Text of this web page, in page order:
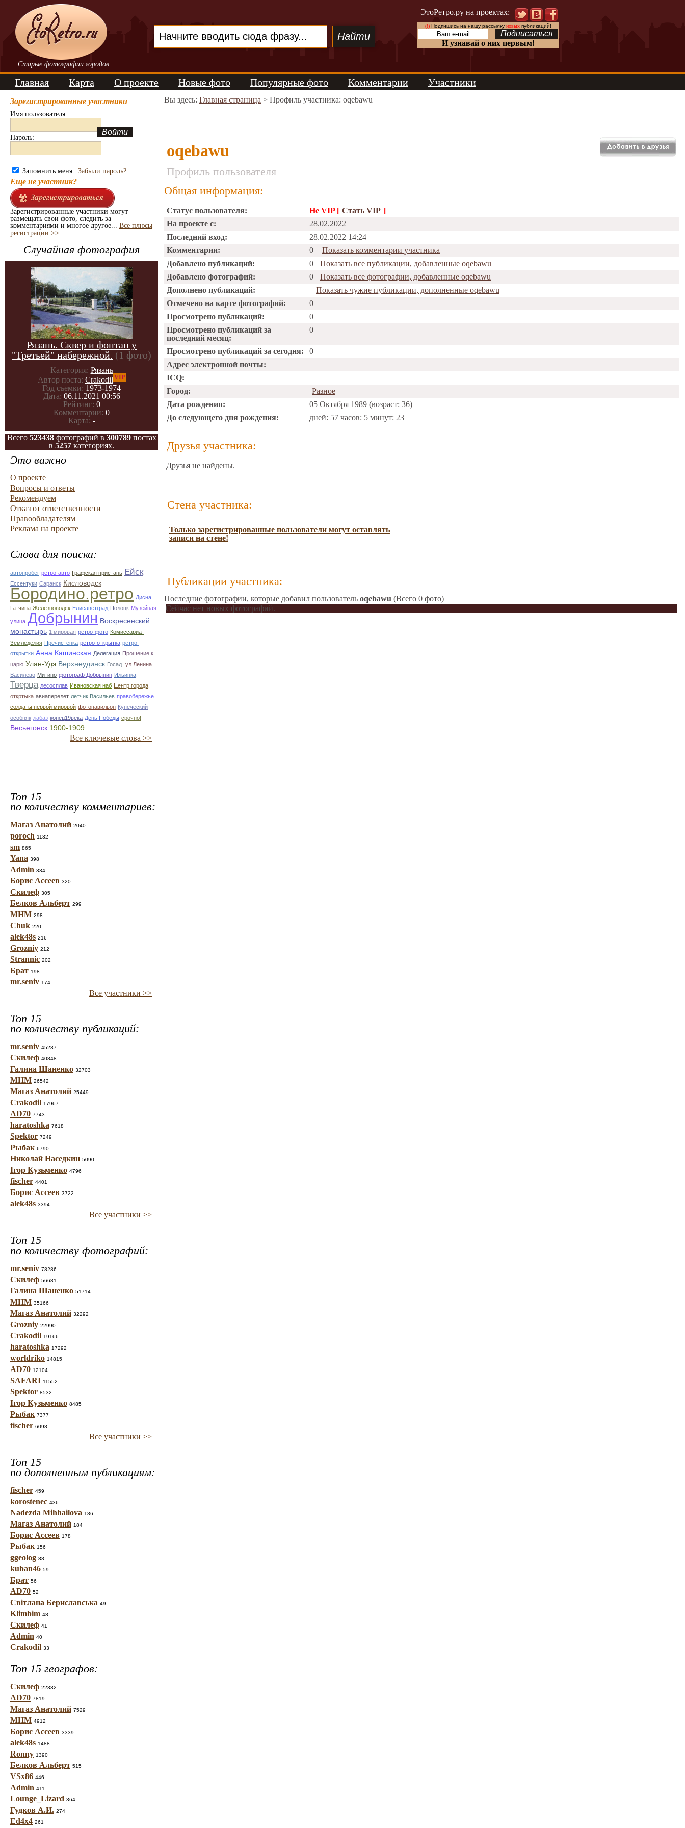
Старые фотографии городов
ЭтоРетро.ру на проектах:
(!)Подпишись на нашу рассылку новыхпубликаций!
И узнавай о них первым!
Главная Карта О проекте Новые фото Популярные фото Комментарии Участники
Зарегистрированные участники
Имя пользователя:
Пароль:
Запомнить меня | Забыли пароль?
Еще не участник?
Зарегистрированные участники могут
размещать свои фото, следить за
комментариями и многое другое... Все плюсы
регистрации >>
Случайная фотография
Рязань. Сквер и фонтан у
"Третьей" набережной. (1 фото)
Категория: Рязань
Автор поста: Crakodil VIP
Год съемки: 1973-1974
Дата: 06.11.2021 00:56
Рейтинг: 0
Комментарии: 0
Карта: -
Всего 523438фотографий в 300789постах
в 5257 категориях.
Это важно
О проекте
Вопросы и ответы
Рекомендуем
Отказ от ответственности
Правообладателям
Реклама на проекте
Слова для поиска:
автопробег ретро-авто Графская пристань Ейск
Ессентуки Саранск Кисловодск
Бородино.ретро Дисна
Гатчина Железноводск Елисаветград Полоцк Музейная
улица Добрынин Воскресенский
монастырь 1 мировая ретро-фото Комиссариат
Земледелия Пречистенка ретро-открытка ретро-
открытки Анна Кашинская Делегация Прошение к
царю Улан-Удэ Верхнеудинск Госад. ул.Ленина.
Василево Митино фотограф Добрынин Ильинка
Тверца лесосплав Ивановская наб Центр города
откртыка авиаперелет летчик Васильев правобережье
солдаты первой мировой фотопавильон Купеческий
особняк лабаз конец19века День Победы срочно!
Весьегонск 1900-1909
Все ключевые слова >>
Топ 15
по количеству комментариев:
Магаз Анатолий 2040
poroch 1132
sm 865
Yana 398
Admin 334
Борис Ассеев 320
Скилеф 305
Белков Альберт 299
МНМ 298
Chuk 220
alek48s 216
Grozniy 212
Strannic 202
Брат 198
mr.seniv 174
Все участники >>
Топ 15
по количеству публикаций:
mr.seniv 45237
Скилеф 40848
Галина Шаненко 32703
МНМ 26542
Магаз Анатолий 25449
Crakodil 17967
AD70 7743
haratoshka 7618
Spektor 7249
Рыбак 6790
Николай Наседкин 5090
Ігор Кузьменко 4796
fischer 4401
Борис Ассеев 3722
alek48s 3394
Все участники >>
Топ 15
по количеству фотографий:
mr.seniv 78286
Скилеф 56681
Галина Шаненко 51714
МНМ 35166
Магаз Анатолий 32292
Grozniy 22990
Crakodil 19166
haratoshka 17292
worldriko 14815
AD70 12104
SAFARI 11552
Spektor 8532
Ігор Кузьменко 8485
Рыбак 7377
fischer 6098
Все участники >>
Топ 15
по дополненным публикациям:
fischer 459
korostenec 436
Nadezda Mihhailova 186
Магаз Анатолий 184
Борис Ассеев 178
Рыбак 156
ggeolog 88
kuban46 59
Брат 56
AD70 52
Світлана Бериславська 49
Klimbim 48
Скилеф 41
Admin 40
Crakodil 33
Топ 15 географов:
Скилеф 22332
AD70 7819
Магаз Анатолий 7529
МНМ 4912
Борис Ассеев 3339
alek48s 1488
Ronny 1390
Белков Альберт 515
VSx86 446
Admin 411
Lounge_Lizard 364
Гудков А.И. 274
Ed4x4 261
Вы здесь: Главная страница > Профиль участника: oqebawu
oqebawu
Профиль пользователя
Общая информация:
Статус пользователя: Не VIP [ Стать VIP ]
На проекте с:
28.02.2022
Последний вход:
28.02.2022 14:24
Комментарии:
0
Показать комментарии участника
Добавлено публикаций:
0
Показать все публикации, добавленные oqebawu
Добавлено фотографий:
0
Показать все фотографии, добавленные oqebawu
Дополнено публикаций:
Показать чужие публикации, дополненные oqebawu
Отмечено на карте фотографий:
0
Просмотрено публикаций:
0
Просмотрено публикаций за
последний месяц:
0
Просмотрено публикаций за сегодня:
0
Адрес электронной почты:
ICQ:
Город:
Разное
Дата рождения:
05 Октября 1989 (возраст: 36)
До следующего дня рождения:
дней: 57 часов: 5 минут: 23
Друзья участника:
Друзья не найдены.
Стена участника:
Только зарегистрированные пользователи могут оставлять
записи на стене!
Публикации участника:
Последние фотографии, которые добавил пользователь oqebawu (Всего 0 фото)
Сейчас нет новых фотографий.